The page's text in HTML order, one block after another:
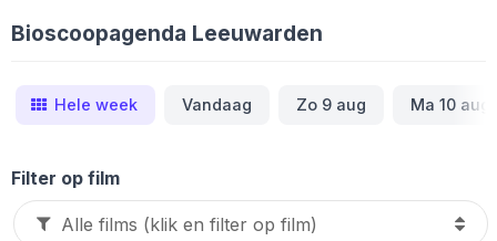
Bioscoopagenda Leeuwarden
Hele week Vandaag Zo 9 aug Ma 10 aug
Filter op film